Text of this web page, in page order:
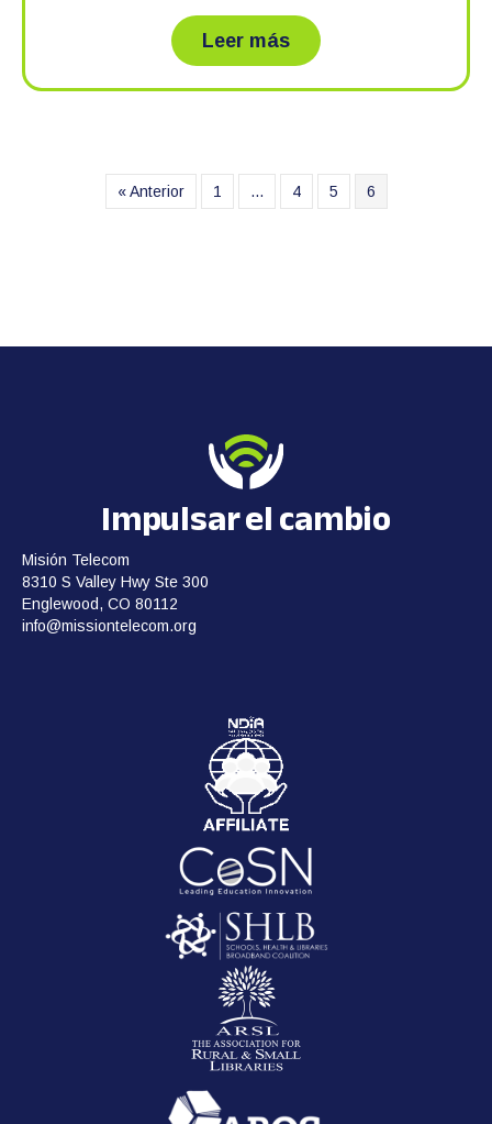
Leer másabout Kajeet and
« Anterior 1 ... 4 5 6
Impulsar el cambio
Misión Telecom
8310 S Valley Hwy Ste 300
Englewood, CO 80112
info@missiontelecom.org